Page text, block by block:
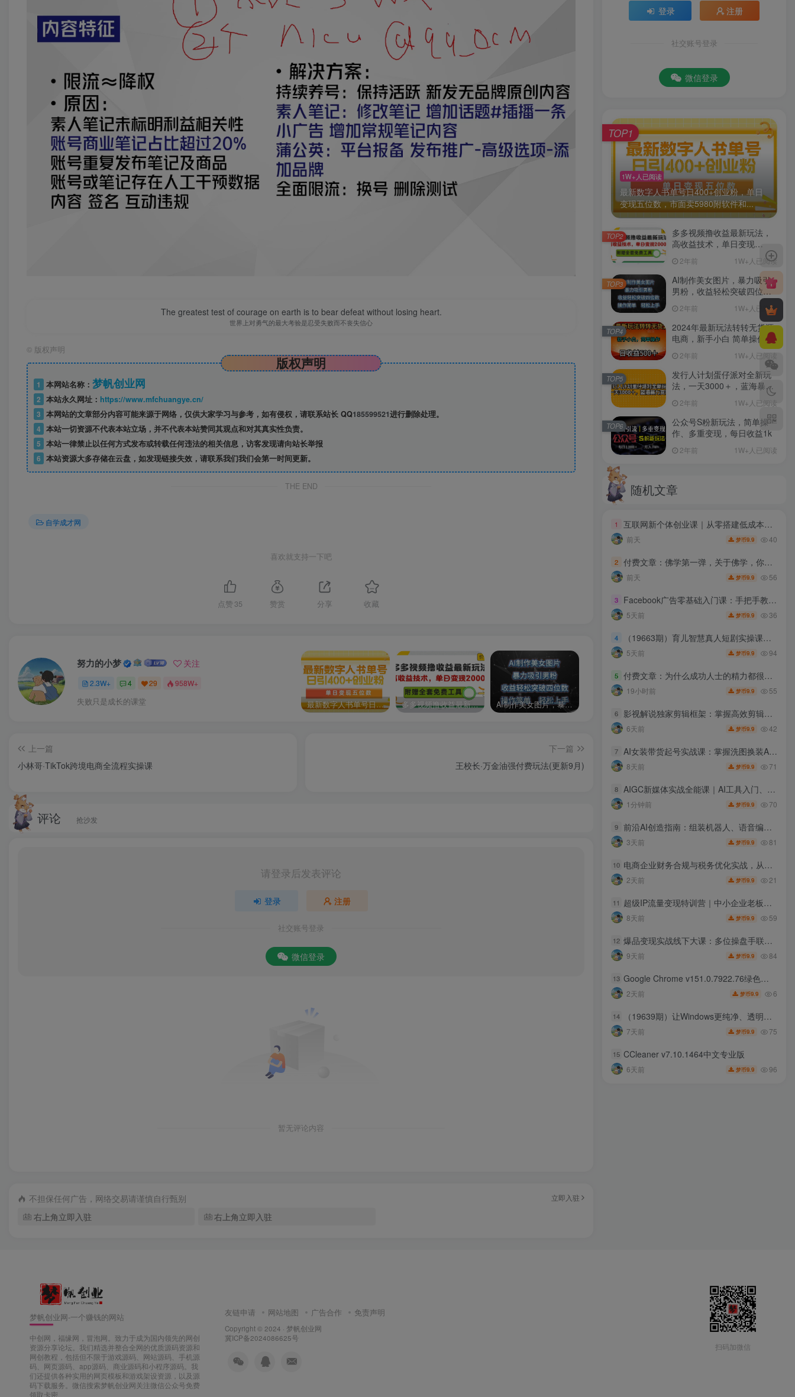
The greatest test of courage on earth is to bear defeat without losing heart.
世界上对勇气的最大考验是忍受失败而不丧失信心
© 版权声明
版权声明
1 本网站名称： 梦帆创业网
2 本站永久网址： https://www.mfchuangye.cn/
3 本网站的文章部分内容可能来源于网络，仅供大家学习与参考，如有侵权，请联系站长 QQ185599521进行删除处理。
4 本站一切资源不代表本站立场，并不代表本站赞同其观点和对其真实性负责。
5 本站一律禁止以任何方式发布或转载任何违法的相关信息，访客发现请向站长举报
6 本站资源大多存储在云盘，如发现链接失效，请联系我们我们会第一时间更新。
THE END
自学成才网
喜欢就支持一下吧
点赞 35 赞赏 分享 收藏
努力的小梦 关注
2.3W+ 4 29 958W+
失败只是成长的课堂 最新数字人书单号日400+创业粉，单日变现五位数，市面卖5980附软件和详… 多多视频撸收益最新玩法，高收益技术，单日变现2000+，附赠全套技术资料 AI制作美女图片，暴力吸引男粉，收益轻松突破四位数，操作简单 上手难度低
上一篇
小林哥·TikTok跨境电商全流程实操课
下一篇
王校长·万金油强付费玩法(更新9月)
评论 抢沙发
请登录后发表评论
登录 注册
社交账号登录
微信登录
暂无评论内容
不担保任何广告，网络交易请谨慎自行甄别 立即入驻
右上角立即入驻 右上角立即入驻
登录 注册
社交账号登录
微信登录
1W+人已阅读
最新数字人书单号日400+创业粉，单日
变现五位数，市面卖5980附软件和...
TOP1
多多视频撸收益最新玩法，
高收益技术，单日变现
2000+，附赠全套技术资料
2年前 1W+人已阅读
TOP2
AI制作美女图片，暴力吸引
男粉，收益轻松突破四位
数，操作简单 上手难度低
2年前 1W+人已阅读
TOP3
2024年最新玩法转转无货源
电商，新手小白 简单操作，
2年前 1W+人已阅读
TOP4
发行人计划蛋仔派对全新玩
法，一天3000＋，蓝海暴力
2年前 1W+人已阅读
TOP5
公众号S粉新玩法，简单操
作、多重变现，每日收益1k
2年前 1W+人已阅读
TOP6
随机文章
1 互联网新个体创业课｜从零搭建低成本小生意，商业思维+商业模式+流量实战+个人成长全闭环教程
前天 梦币9.9 40
2 付费文章：佛学第一弹，关于佛学，你只需要记住四个字
前天 梦币9.9 56
3 Facebook广告零基础入门课：手把手教学账号开户搭建，吃透广告架构与数据分析调整
5天前 梦币9.9 36
4 （19663期）育儿智慧真人短剧实操课｜80w粉丝博主亲授，跨时空对话剧情创作，脚本AI生图起号运营一站式完整教学
5天前 梦币9.9 94
5 付费文章：为什么成功人士的精力都很旺盛？
19小时前 梦币9.9 55
6 影视解说独家剪辑框架：掌握高效剪辑手法，搭配精选剧集素材快速制作解说短视频
6天前 梦币9.9 42
7 AI女装带货起号实战课：掌握洗图换装AI生成视频技巧，低成本搭建女装短视频账号
8天前 梦币9.9 71
8 AIGC新媒体实战全能课｜AI工具入门、短视频全流程制作、主流绘图软件实操、数字人商业视频落地教程
1分钟前 梦币9.9 70
9 前沿AI创造指南：组装机器人、语音编程、3D建模打印大咖实操教学
3天前 梦币9.9 81
10 电商企业财务合规与税务优化实战，从行业合规大势切入，系统梳理增值税、企业所得税、个税等全税种要点
2天前 梦币9.9 21
11 超级IP流量变现特训营｜中小企业老板专属，IP定位+爆款内容+多平台矩阵+投流变现+AI批量赋能+短视频直播全实操落地系统课
8天前 梦币9.9 59
12 爆品变现实战线下大课：多位操盘手联合分享，产品IP私域成交一体化落地打法
9天前 梦币9.9 84
13 Google Chrome v151.0.7922.76绿色便携版
2天前 梦币9.9 6
14 （19639期）让Windows更纯净、透明、强大的优化工具！免费开源，主打性能提升、功能设置与磁盘清理 OptimizerDuck
7天前 梦币9.9 75
15 CCleaner v7.10.1464中文专业版
6天前 梦币9.9 96
梦帆创业网-一个赚钱的网站
中创网，福缘网，冒泡网。致力于成为国内领先的网创
资源分享论坛。我们精选并整合全网的优质源码资源和
网创教程，包括但不限于游戏源码、网站源码、手机源
码、网页源码、app源码、商业源码和小程序源码。我
们还提供各种实用的网页模板和游戏架设资源，以及源
码下载服务。微信搜索梦帆创业网关注微信公众号免费
领取卡密
友链申请 网站地图 广告合作 免责声明
Copyright © 2024 · 梦帆创业网
冀ICP备2024086625号
扫码加微信